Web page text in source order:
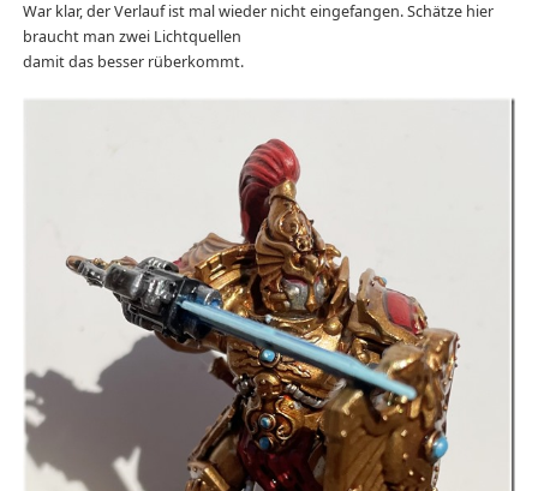
War klar, der Verlauf ist mal wieder nicht eingefangen. Schätze hier
braucht man zwei Lichtquellen
damit das besser rüberkommt.